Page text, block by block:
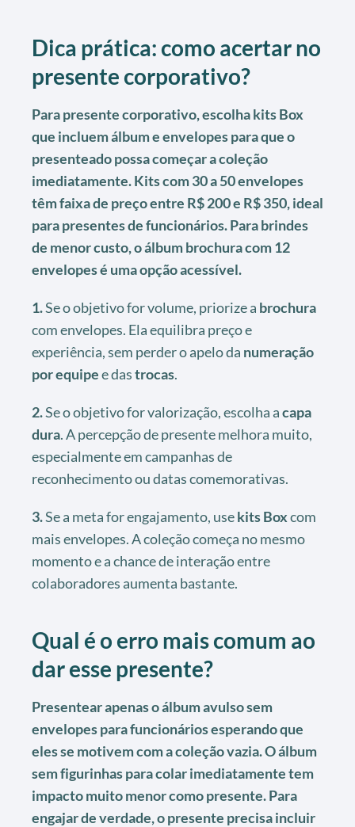
Dica prática: como acertar no
presente corporativo?
Para presente corporativo, escolha kits Box
que incluem álbum e envelopes para que o
presenteado possa começar a coleção
imediatamente. Kits com 30 a 50 envelopes
têm faixa de preço entre R$ 200 e R$ 350, ideal
para presentes de funcionários. Para brindes
de menor custo, o álbum brochura com 12
envelopes é uma opção acessível.
1.Se o objetivo for volume, priorize a brochura
com envelopes. Ela equilibra preço e
experiência, sem perder o apelo da numeração
por equipee dastrocas.
2.Se o objetivo for valorização, escolha acapa
dura. A percepção de presente melhora muito,
especialmente em campanhas de
reconhecimento ou datas comemorativas.
3.Se a meta for engajamento, usekits Boxcom
mais envelopes. A coleção começa no mesmo
momento e a chance de interação entre
colaboradores aumenta bastante.
Qual é o erro mais comum ao
dar esse presente?
Presentear apenas o álbum avulso sem
envelopes para funcionários esperando que
eles se motivem com a coleção vazia. O álbum
sem figurinhas para colar imediatamente tem
impacto muito menor como presente. Para
engajar de verdade, o presente precisa incluir